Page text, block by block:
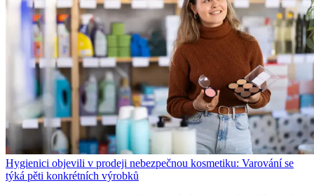
Hygienici objevili v prodeji nebezpečnou kosmetiku: Varování se
týká pěti konkrétních výrobků